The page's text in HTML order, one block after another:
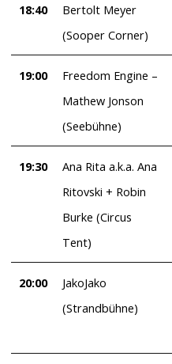
18:40
Bertolt Meyer
(Sooper Corner)
19:00
Freedom Engine –
Mathew Jonson
(Seebühne)
19:30
Ana Rita a.k.a. Ana
Ritovski + Robin
Burke (Circus
Tent)
20:00
JakoJako
(Strandbühne)